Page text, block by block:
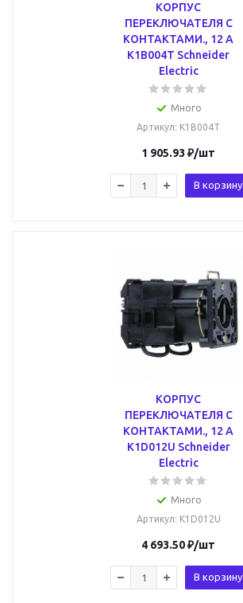
КОРПУС
ПЕРЕКЛЮЧАТЕЛЯ С
КОНТАКТАМИ., 12 А
K1B004T Schneider
Electric
Много
Артикул: K1B004T
1 905.93 ₽/шт
В корзину
КОРПУС
ПЕРЕКЛЮЧАТЕЛЯ С
КОНТАКТАМИ., 12 А
K1D012U Schneider
Electric
Много
Артикул: K1D012U
4 693.50₽/шт
В корзину